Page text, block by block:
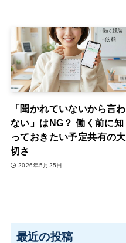
「聞かれていないから言わ
ない」はNG？ 働く前に知
っておきたい予定共有の大
切さ
2026年5月25日
最近の投稿